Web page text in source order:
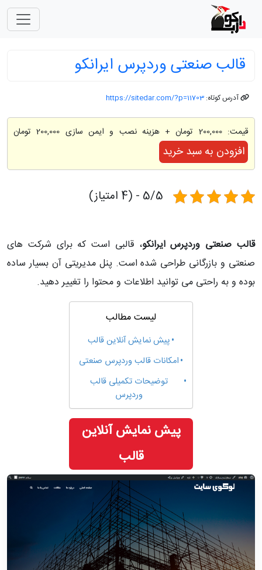
قالب صنعتی وردپرس ایرانکو
آدرس کوتاه: https://sitedar.com/?p=11703
قیمت:200,000 تومان + هزینه نصب و ایمن سازی 200,000 تومان
افزودن به سبد خرید
5/5 - (4 امتیاز)
قالب صنعتی وردپرس ایرانکو، قالبی است که برای شرکت های
صنعتی و بازرگانی طراحی شده است. پنل مدیریتی آن بسیار ساده
بوده و به راحتی می توانید اطلاعات و محتوا را تغییر دهید.
لیست مطالب
پیش نمایش آنلاین قالب
امکانات قالب وردپرس صنعتی
توضیحات تکمیلی قالب
وردپرس
پیش نمایش آنلاین
قالب